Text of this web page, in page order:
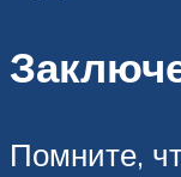
Помните,